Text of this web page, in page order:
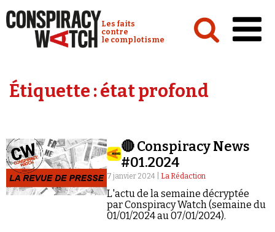
Conspiracy Watch :
Les faits
contre
le complotisme
Analyses
Vidéos
Émissions
Revues de presse
Étiquette :état profond
🔴 Conspiracy News
#01.2024
7 janvier 2024 | La Rédaction
L'actu de la semaine décryptée
par Conspiracy Watch (semaine du
01/01/2024 au 07/01/2024).